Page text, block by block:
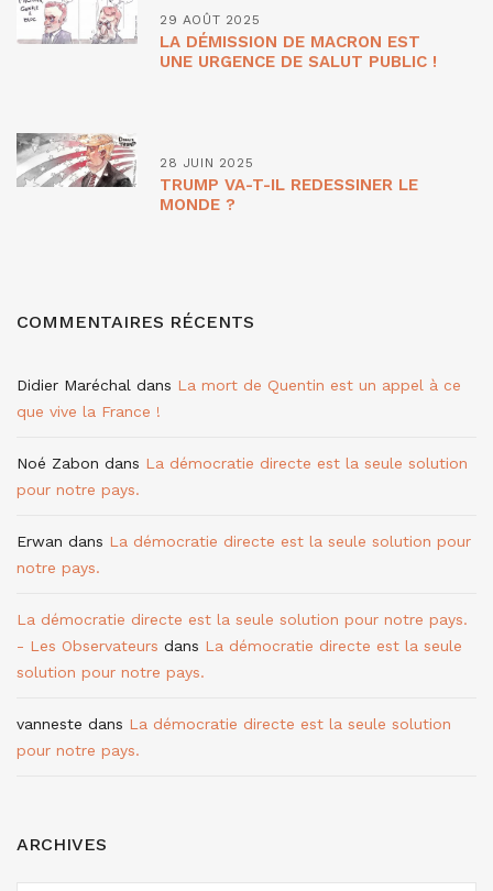
29 AOÛT 2025
LA DÉMISSION DE MACRON EST
UNE URGENCE DE SALUT PUBLIC !
28 JUIN 2025
TRUMP VA-T-IL REDESSINER LE
MONDE ?
COMMENTAIRES RÉCENTS
Didier Maréchal dans La mort de Quentin est un appel à ce
que vive la France !
Noé Zabon dans La démocratie directe est la seule solution
pour notre pays.
Erwan dans La démocratie directe est la seule solution pour
notre pays.
La démocratie directe est la seule solution pour notre pays.
- Les Observateurs dans La démocratie directe est la seule
solution pour notre pays.
vanneste dans La démocratie directe est la seule solution
pour notre pays.
ARCHIVES